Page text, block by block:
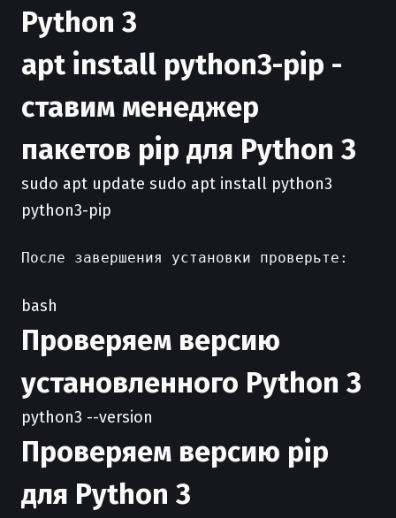
Python 3
apt install python3-pip -
ставим менеджер
пакетов pip для Python 3
sudo apt update sudo apt install python3
python3-pip
После завершения установки проверьте:
bash
Проверяем версию
установленного Python 3
python3 --version
Проверяем версию pip
для Python 3